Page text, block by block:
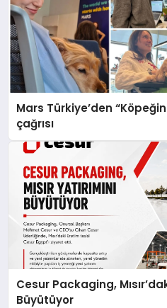
Mars Türkiye’den
çağrısı
Cesur Packaging,
Büyütüyor